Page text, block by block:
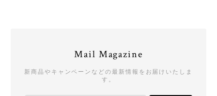
Mail Magazine
新商品やキャンペーンなどの最新情報をお届けいたしま
す。